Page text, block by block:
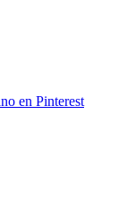
en Pinterest